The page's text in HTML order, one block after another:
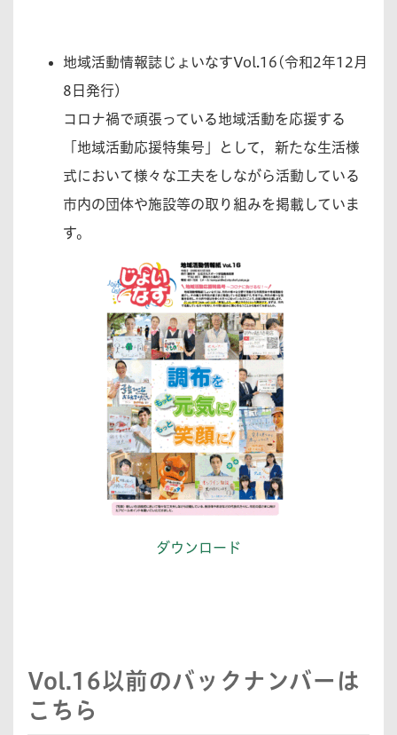
地域活動情報誌じょいなすVol.16(令和2年12月
8日発行)
コロナ禍で頑張っている地域活動を応援する
「地域活動応援特集号」として，新たな生活様
式において様々な工夫をしながら活動している
市内の団体や施設等の取り組みを掲載していま
す。
ダウンロード
Vol.16以前のバックナンバーは
こちら